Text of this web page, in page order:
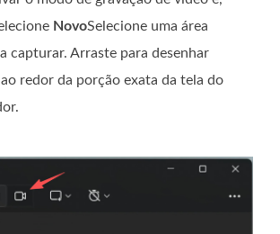
NovoSelecione uma área
capturar. Arraste para desenhar
redor da porção exata da tela do